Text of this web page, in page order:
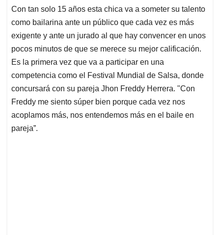
Con tan solo 15 años esta chica va a someter su talento
como bailarina ante un público que cada vez es más
exigente y ante un jurado al que hay convencer en unos
pocos minutos de que se merece su mejor calificación.
Es la primera vez que va a participar en una
competencia como el Festival Mundial de Salsa, donde
concursará con su pareja Jhon Freddy Herrera. "Con
Freddy me siento súper bien porque cada vez nos
acoplamos más, nos entendemos más en el baile en
pareja”.